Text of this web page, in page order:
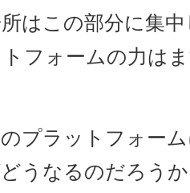
はこの部分に集
フォームの力は
プラットフォー
うなるのだろう